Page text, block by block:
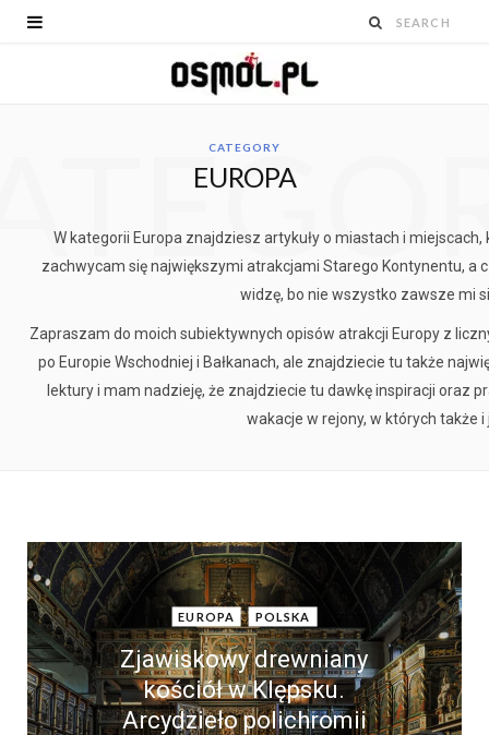
CATEGORY
EUROPA
W kategorii Europa znajdziesz artykuły o miastach i
zachwycam się największymi atrakcjami Starego Kontynentu, a
widzę, bo nie wszystko zawsze mi
Zapraszam do moich subiektywnych opisów atrakcji Europy z
po Europie Wschodniej i Bałkanach, ale znajdziecie tu także
lektury i mam nadzieję, że znajdziecie tu dawkę inspiracji oraz
wakacje w rejony, w których także i
EUROPA POLSKA
Zjawiskowy drewniany
kościół w Klępsku.
Arcydzieło polichromii